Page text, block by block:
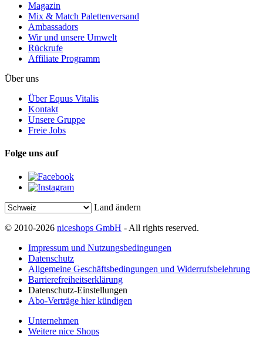
Magazin
Mix & Match Palettenversand
Ambassadors
Wir und unsere Umwelt
Rückrufe
Affiliate Programm
Über uns
Über Equus Vitalis
Kontakt
Unsere Gruppe
Freie Jobs
Folge uns auf
Land ändern
© 2010-2026 niceshops GmbH - All rights reserved.
Impressum und Nutzungsbedingungen
Datenschutz
Allgemeine Geschäftsbedingungen und Widerrufsbelehrung
Barrierefreiheitserklärung
Datenschutz-Einstellungen
Abo-Verträge hier kündigen
Unternehmen
Weitere nice Shops